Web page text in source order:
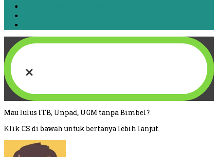
×
Mau lulus ITB, Unpad, UGM tanpa Bimbel?
Klik CS di bawah untuk bertanya lebih lanjut.